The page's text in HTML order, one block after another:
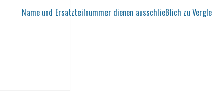
Name und Ersatzteilnummer dienen ausschließlich zu